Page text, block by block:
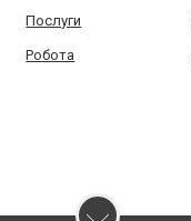
Послуги
Робота